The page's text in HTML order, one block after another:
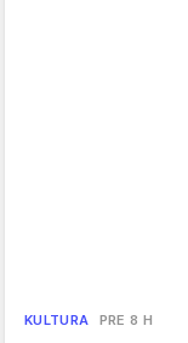
KULTURA PRE 8 H